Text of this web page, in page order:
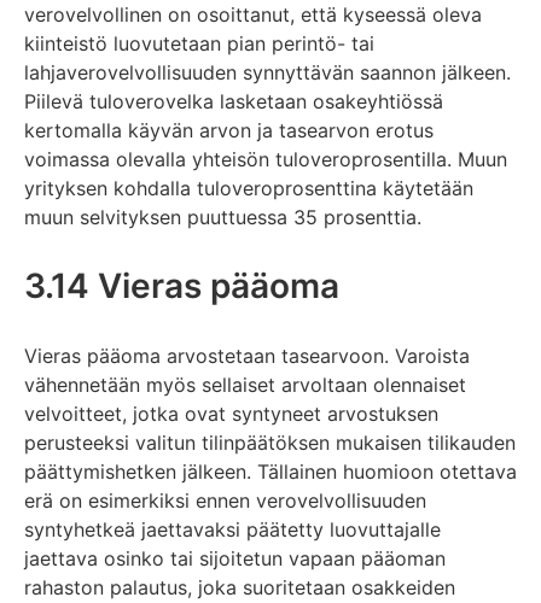
verovelvollinen on osoittanut, että kyseessä oleva
kiinteistö luovutetaan pian perintö- tai
lahjaverovelvollisuuden synnyttävän saannon jälkeen.
Piilevä tuloverovelka lasketaan osakeyhtiössä
kertomalla käyvän arvon ja tasearvon erotus
voimassa olevalla yhteisön tuloveroprosentilla. Muun
yrityksen kohdalla tuloveroprosenttina käytetään
muun selvityksen puuttuessa 35 prosenttia.
3.14 Vieras pääoma
Vieras pääoma arvostetaan tasearvoon. Varoista
vähennetään myös sellaiset arvoltaan olennaiset
velvoitteet, jotka ovat syntyneet arvostuksen
perusteeksi valitun tilinpäätöksen mukaisen tilikauden
päättymishetken jälkeen. Tällainen huomioon otettava
erä on esimerkiksi ennen verovelvollisuuden
syntyhetkeä jaettavaksi päätetty luovuttajalle
jaettava osinko tai sijoitetun vapaan pääoman
rahaston palautus, joka suoritetaan osakkeiden